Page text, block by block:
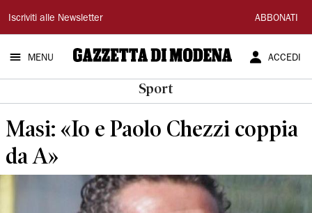
Gazzetta
di
Modena
Iscriviti alle Newsletter ABBONATI
MENU ACCEDI
Sport
Masi: «Io e Paolo Chezzi coppia
da A»